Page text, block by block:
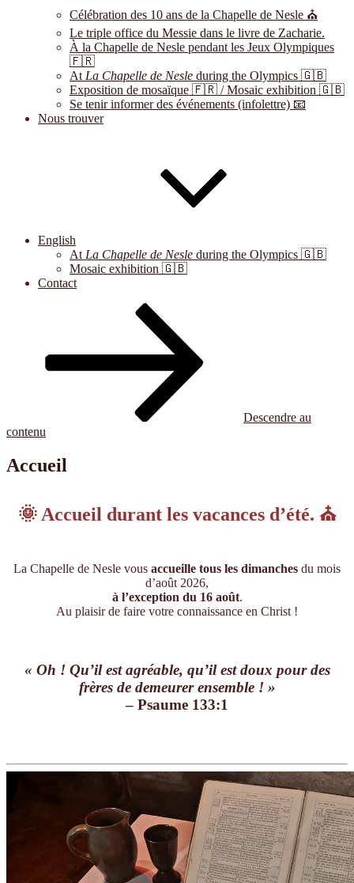
Célébration des 10 ans de la Chapelle de Nesle ⛪
Le triple office du Messie dans le livre de Zacharie.
À la Chapelle de Nesle pendant les Jeux Olympiques
🇫🇷
At La Chapelle de Nesle during the Olympics 🇬🇧
Exposition de mosaïque 🇫🇷 / Mosaic exhibition 🇬🇧
Se tenir informer des événements (infolettre) 📧
Nous trouver
English
At La Chapelle de Nesle during the Olympics 🇬🇧
Mosaic exhibition 🇬🇧
Contact
Descendre au
contenu
Accueil
🌞 Accueil durant les vacances d’été. ⛪
La Chapelle de Nesle vous accueille tous les dimanches du mois
d’août 2026,
à l’exception du 16 août.
Au plaisir de faire votre connaissance en Christ !
« Oh ! Qu’il est agréable, qu’il est doux pour des
frères de demeurer ensemble ! »
– Psaume 133:1